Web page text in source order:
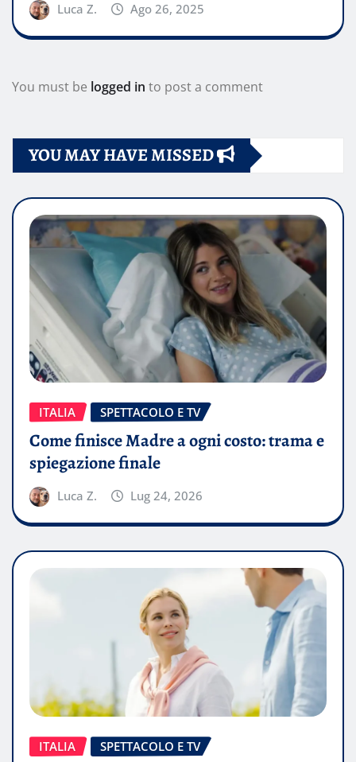
Luca Z. Ago 26, 2025
You must be logged in to post a comment
YOU MAY HAVE MISSED
ITALIA SPETTACOLO E TV
Come finisce Madre a ogni costo: trama e
spiegazione finale
Luca Z. Lug 24, 2026
ITALIA SPETTACOLO E TV